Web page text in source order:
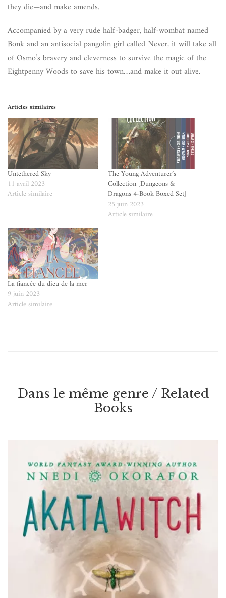
they die—and make amends.
Accompanied by a very rude half-badger, half-wombat named
Bonk and an antisocial pangolin girl called Never, it will take all
of Osmo’s bravery and cleverness to survive the magic of the
Eightpenny Woods to save his town…and make it out alive.
Articles similaires
Untethered Sky
11 avril 2023
Article similaire
The Young Adventurer’s
Collection [Dungeons &
Dragons 4-Book Boxed Set]
25 juin 2023
Article similaire
La fiancée du dieu de la mer
9 juin 2023
Article similaire
Dans le même genre / Related
Books